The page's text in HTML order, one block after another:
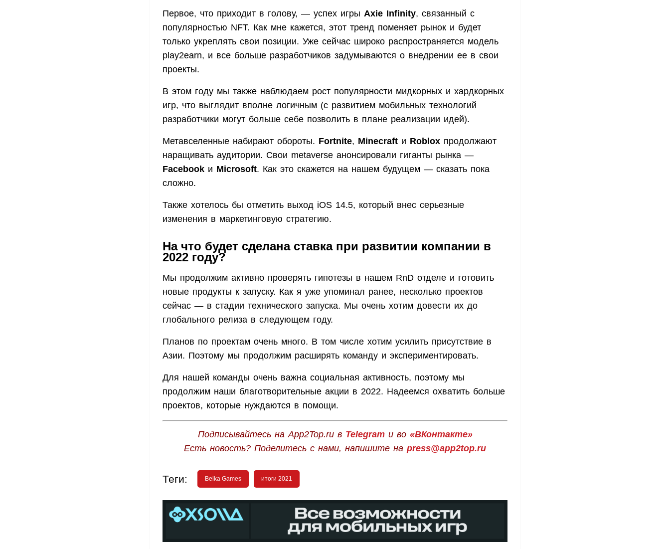
Первое, что приходит в голову, — успех игры Axie Infinity, связанный с
популярностью NFT. Как мне кажется, этот тренд поменяет рынок и будет
только укреплять свои позиции. Уже сейчас широко распространяется модель
play2earn, и все больше разработчиков задумываются о внедрении ее в свои
проекты.
В этом году мы также наблюдаем рост популярности мидкорных и хардкорных
игр, что выглядит вполне логичным (с развитием мобильных технологий
разработчики могут больше себе позволить в плане реализации идей).
Метавселенные набирают обороты. Fortnite, Minecraft и Roblox продолжают
наращивать аудитории. Свои metaverse анонсировали гиганты рынка —
Facebook и Microsoft. Как это скажется на нашем будущем — сказать пока
сложно.
Также хотелось бы отметить выход iOS 14.5, который внес серьезные
изменения в маркетинговую стратегию.
На что будет сделана ставка при развитии компании в
2022 году?
Мы продолжим активно проверять гипотезы в нашем RnD отделе и готовить
новые продукты к запуску. Как я уже упоминал ранее, несколько проектов
сейчас — в стадии технического запуска. Мы очень хотим довести их до
глобального релиза в следующем году.
Планов по проектам очень много. В том числе хотим усилить присутствие в
Азии. Поэтому мы продолжим расширять команду и экспериментировать.
Для нашей команды очень важна социальная активность, поэтому мы
продолжим наши благотворительные акции в 2022. Надеемся охватить больше
проектов, которые нуждаются в помощи.
Подписывайтесь на App2Top.ru в Telegramи во «ВКонтакте»
Есть новость? Поделитесь с нами, напишите на press@app2top.ru
Теги: Belka Games итоги 2021